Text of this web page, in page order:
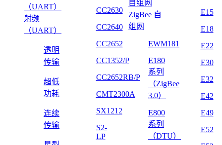
射频
（UART）
透明
传输
超低
功耗
连续
传输
CC2630
CC2640
CC2652
CC1352/P
CC2652RB/P
CMT2300A
SX1212
S2-
LP
ZigBee 自
组网
EWM181
E180
系列
（ZigBee
3.0）
E800
系列
（DTU）
E15
E18
E22
E30
E32
E42
E49
E52